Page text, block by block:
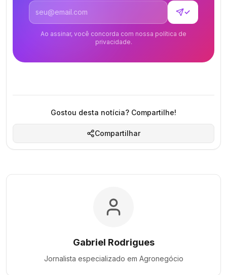
Endereço de email
✓
Ao assinar, você concorda com nossa política de
privacidade.
Gostou desta notícia? Compartilhe!
Compartilhar
Gabriel Rodrigues
Jornalista especializado em Agronegócio